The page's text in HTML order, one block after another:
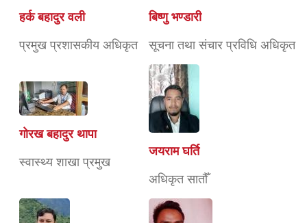
हर्क बहादुर वली
प्रमुख प्रशासकीय अधिकृत
बिष्णु भण्डारी
सूचना तथा संचार प्रविधि अधिकृत
गोरख बहादुर थापा
स्वास्थ्य शाखा प्रमुख
जयराम घर्ति
अधिकृत सातौँ